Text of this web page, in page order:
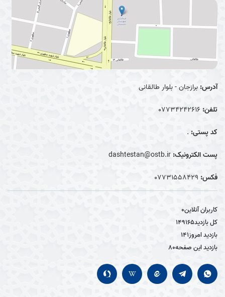
آدرس: برازجان - بلوار طالقانی
تلفن: 07734242616
کد پستی: .
پست الکترونیک: dashtestan@ostb.ir
فکس: 0۷۷۳۱۵۵۸۴۲۹
کاربران آنلاین0
کل بازدید149165
بازدید امروز141
بازدید این صفحه80